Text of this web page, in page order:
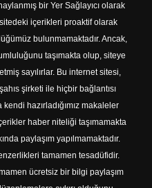
bir Yer Sağlayıcı olarak
içerikleri proaktif olarak
bulunmamaktadır. Ancak,
taşımakta olup, siteye
sayılırlar. Bu internet sitesi,
şirketi ile hiçbir bağlantısı
hazırladığımız makaleler
haber niteliği taşımamakta
paylaşım yapılmamaktadır.
tamamen tesadüfidir.
ücretsiz bir bilgi paylaşım